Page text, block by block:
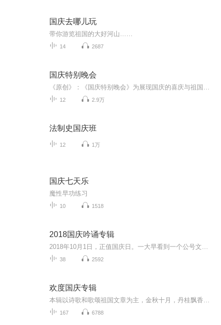
国庆去哪儿玩
带你游览祖国的大好河山……
14 2687
国庆特别晚会
12 2.9万
法制史国庆班
12 1万
国庆七天乐
魔性早功练习
10 1518
2018国庆吟诵专辑
38 2592
欢度国庆专辑
167 6788